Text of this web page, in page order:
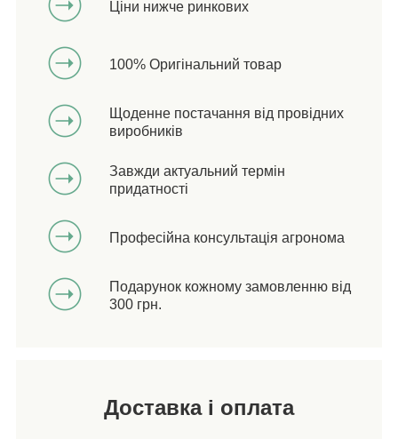
Ціни нижче ринкових
100% Оригінальний товар
Щоденне постачання від провідних
виробників
Завжди актуальний термін
придатності
Професійна консультація агронома
Подарунок кожному замовленню від
300 грн.
Доставка і оплата